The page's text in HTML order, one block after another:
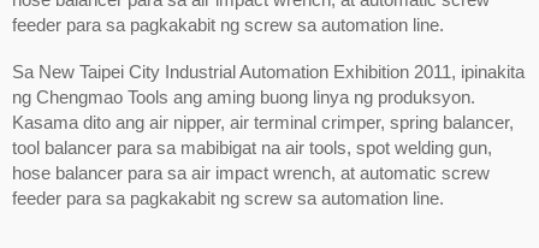
feeder para sa pagkakabit ng screw sa automation line.
Sa New Taipei City Industrial Automation Exhibition 2011, ipinakita
ng Chengmao Tools ang aming buong linya ng produksyon.
Kasama dito ang air nipper, air terminal crimper, spring balancer,
tool balancer para sa mabibigat na air tools, spot welding gun,
hose balancer para sa air impact wrench, at automatic screw
feeder para sa pagkakabit ng screw sa automation line.